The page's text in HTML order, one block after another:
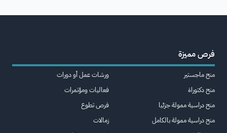
فرص مميزة
منح ماجستير
منح دكتوراة
منح دراسية ممولة جزئيا
منح دراسية ممولة بالكامل
ورشات عمل أو دورات
فعاليات ومؤتمرات
فرص تطوع
زمالات